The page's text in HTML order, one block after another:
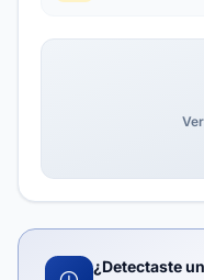
¿Detectaste